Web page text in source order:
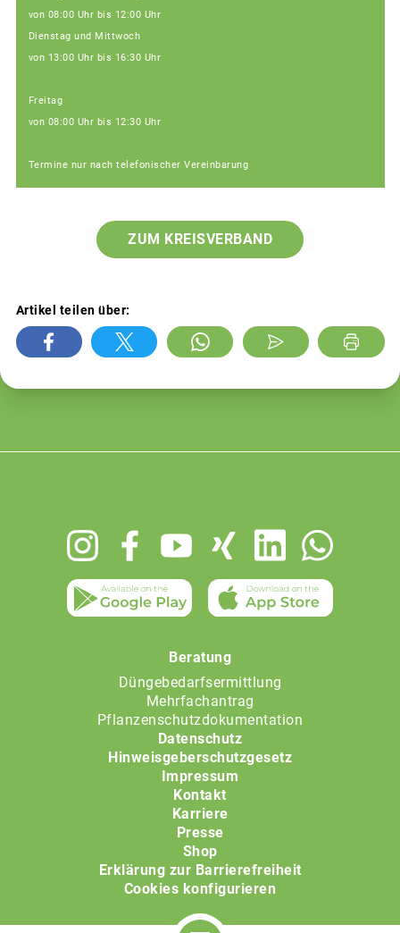
von 08:00 Uhr bis 12:00 Uhr
Dienstag und Mittwoch
von 13:00 Uhr bis 16:30 Uhr
Freitag
von 08:00 Uhr bis 12:30 Uhr
Termine nur nach telefonischer Vereinbarung
ZUM KREISVERBAND
Artikel teilen über:
Beratung
Düngebedarfsermittlung
Mehrfachantrag
Pflanzenschutzdokumentation
Datenschutz
Hinweisgeberschutzgesetz
Impressum
Kontakt
Karriere
Presse
Shop
Erklärung zur Barrierefreiheit
Cookies konfigurieren